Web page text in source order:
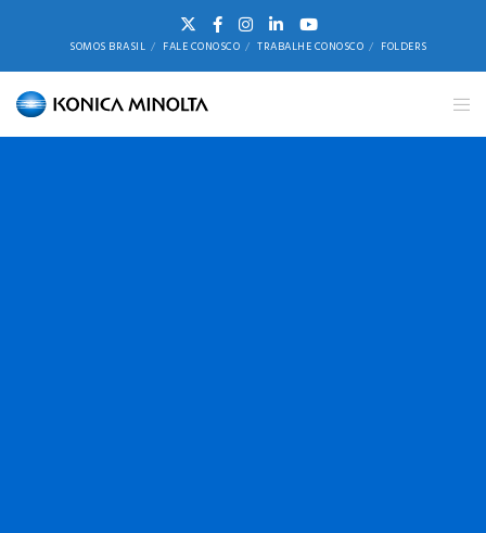
SOMOS BRASIL FALE CONOSCO TRABALHE CONOSCO FOLDERS